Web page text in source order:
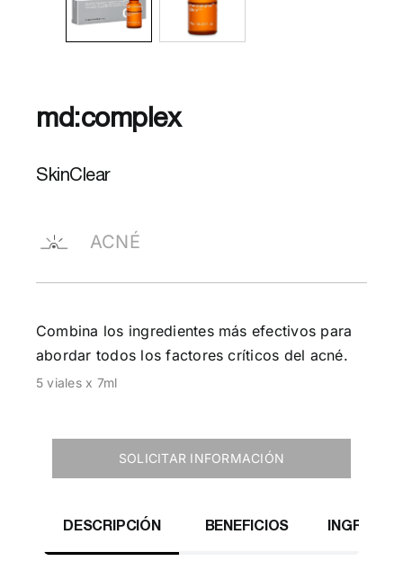
md:complex
SkinClear
ACNÉ
Combina los ingredientes más efectivos para
abordar todos los factores críticos del acné.
5 viales x 7ml
SOLICITAR INFORMACIÓN
DESCRIPCIÓN BENEFICIOS